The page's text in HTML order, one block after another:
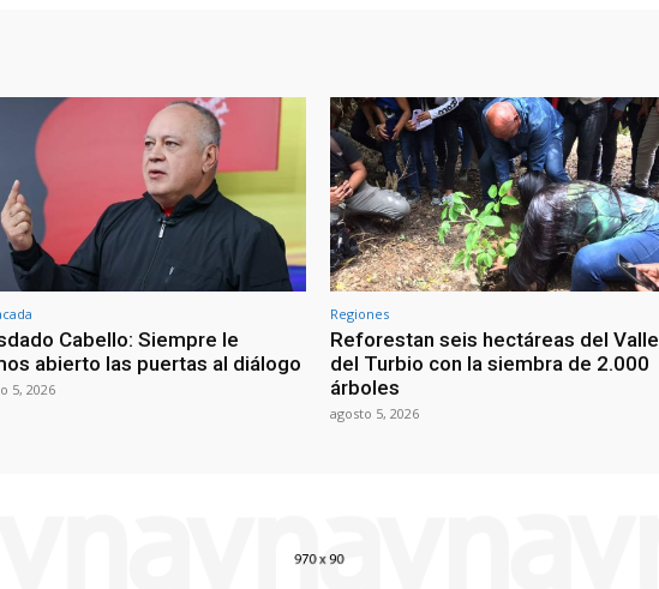
Cabello: Siempre le
abierto las puertas al diálogo
5, 2026
Regiones
Reforestan seis hectáreas del Valle
del Turbio con la siembra de 2.000
árboles
agosto 5, 2026